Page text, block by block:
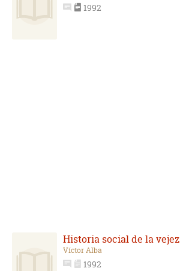
1992
Historia social de la vejez
Víctor Alba
1992